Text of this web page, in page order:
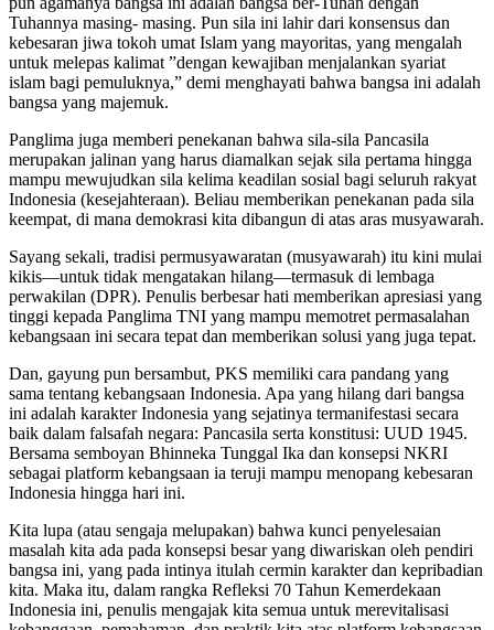
Tuhannya masing- masing. Pun sila ini lahir dari konsensus dan
kebesaran jiwa tokoh umat Islam yang mayoritas, yang mengalah
untuk melepas kalimat ”dengan kewajiban menjalankan syariat
islam bagi pemuluknya,” demi menghayati bahwa bangsa ini adalah
bangsa yang majemuk.
Panglima juga memberi penekanan bahwa sila-sila Pancasila
merupakan jalinan yang harus diamalkan sejak sila pertama hingga
mampu mewujudkan sila kelima keadilan sosial bagi seluruh rakyat
Indonesia (kesejahteraan). Beliau memberikan penekanan pada sila
keempat, di mana demokrasi kita dibangun di atas aras musyawarah.
Sayang sekali, tradisi permusyawaratan (musyawarah) itu kini mulai
kikis—untuk tidak mengatakan hilang—termasuk di lembaga
perwakilan (DPR). Penulis berbesar hati memberikan apresiasi yang
tinggi kepada Panglima TNI yang mampu memotret permasalahan
kebangsaan ini secara tepat dan memberikan solusi yang juga tepat.
Dan, gayung pun bersambut, PKS memiliki cara pandang yang
sama tentang kebangsaan Indonesia. Apa yang hilang dari bangsa
ini adalah karakter Indonesia yang sejatinya termanifestasi secara
baik dalam falsafah negara: Pancasila serta konstitusi: UUD 1945.
Bersama semboyan Bhinneka Tunggal Ika dan konsepsi NKRI
sebagai platform kebangsaan ia teruji mampu menopang kebesaran
Indonesia hingga hari ini.
Kita lupa (atau sengaja melupakan) bahwa kunci penyelesaian
masalah kita ada pada konsepsi besar yang diwariskan oleh pendiri
bangsa ini, yang pada intinya itulah cermin karakter dan kepribadian
kita. Maka itu, dalam rangka Refleksi 70 Tahun Kemerdekaan
Indonesia ini, penulis mengajak kita semua untuk merevitalisasi